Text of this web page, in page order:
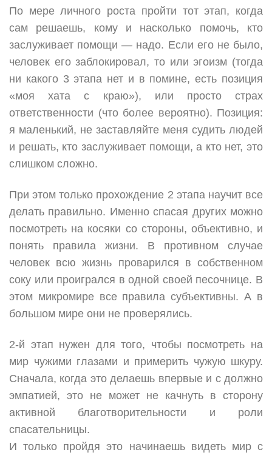
По мере личного роста пройти тот этап, когда
сам решаешь, кому и насколько помочь, кто
заслуживает помощи — надо. Если его не было,
человек его заблокировал, то или эгоизм (тогда
ни какого 3 этапа нет и в помине, есть позиция
«моя хата с краю»), или просто страх
ответственности (что более вероятно). Позиция:
я маленький, не заставляйте меня судить людей
и решать, кто заслуживает помощи, а кто нет, это
слишком сложно.
При этом только прохождение 2 этапа научит все
делать правильно. Именно спасая других можно
посмотреть на косяки со стороны, объективно, и
понять правила жизни. В противном случае
человек всю жизнь проварился в собственном
соку или проигрался в одной своей песочнице. В
этом микромире все правила субъективны. А в
большом мире они не проверялись.
2-й этап нужен для того, чтобы посмотреть на
мир чужими глазами и примерить чужую шкуру.
Сначала, когда это делаешь впервые и с должно
эмпатией, это не может не качнуть в сторону
активной благотворительности и роли
спасательницы.
И только пройдя это начинаешь видеть мир с